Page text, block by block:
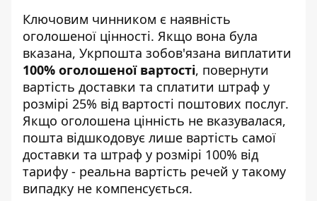
Ключовим чинником є наявність
оголошеної цінності. Якщо вона була
вказана, Укрпошта зобов'язана виплатити
100% оголошеної вартості, повернути
вартість доставки та сплатити штраф у
розмірі 25% від вартості поштових послуг.
Якщо оголошена цінність не вказувалася,
пошта відшкодовує лише вартість самої
доставки та штраф у розмірі 100% від
тарифу - реальна вартість речей у такому
випадку не компенсується.